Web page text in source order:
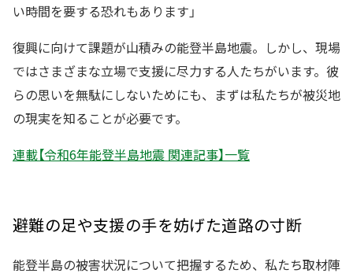
い時間を要する恐れもあります」
復興に向けて課題が山積みの能登半島地震。しかし、現場
ではさまざまな立場で支援に尽力する人たちがいます。彼
らの思いを無駄にしないためにも、まずは私たちが被災地
の現実を知ることが必要です。
連載【令和6年能登半島地震 関連記事】一覧
避難の足や支援の手を妨げた道路の寸断
能登半島の被害状況について把握するため、私たち取材陣